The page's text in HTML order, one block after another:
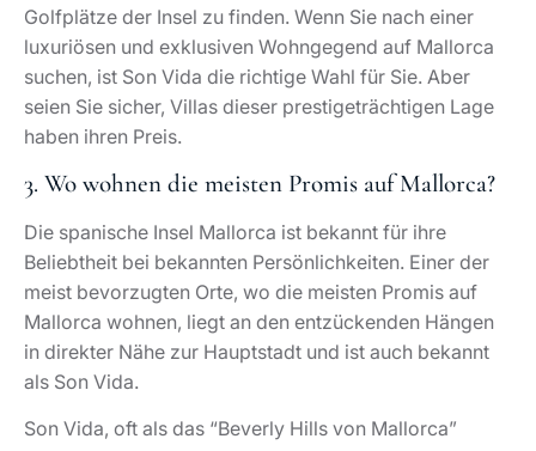
Golfplätze der Insel zu finden. Wenn Sie nach einer
luxuriösen und exklusiven Wohngegend auf Mallorca
suchen, ist Son Vida die richtige Wahl für Sie. Aber
seien Sie sicher, Villas dieser prestigeträchtigen Lage
haben ihren Preis.
3. Wo wohnen die meisten Promis auf Mallorca?
Die spanische Insel Mallorca ist bekannt für ihre
Beliebtheit bei bekannten Persönlichkeiten. Einer der
meist bevorzugten Orte, wo die meisten Promis auf
Mallorca wohnen, liegt an den entzückenden Hängen
in direkter Nähe zur Hauptstadt und ist auch bekannt
als Son Vida.
Son Vida, oft als das “Beverly Hills von Mallorca”